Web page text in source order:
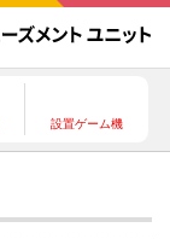
設置ゲーム機